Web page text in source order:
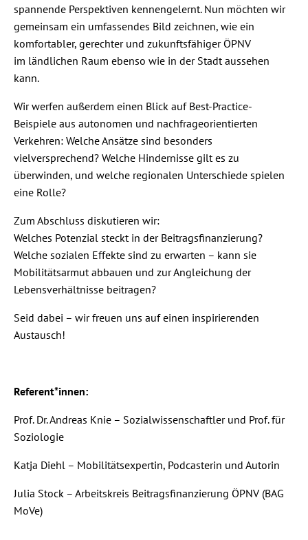
spannende Perspektiven kennengelernt. Nun möchten wir
gemeinsam ein umfassendes Bild zeichnen, wie ein
komfortabler, gerechter und zukunftsfähiger ÖPNV
im ländlichen Raum ebenso wie in der Stadt aussehen
kann.
Wir werfen außerdem einen Blick auf Best-Practice-
Beispiele aus autonomen und nachfrageorientierten
Verkehren: Welche Ansätze sind besonders
vielversprechend? Welche Hindernisse gilt es zu
überwinden, und welche regionalen Unterschiede spielen
eine Rolle?
Zum Abschluss diskutieren wir:
Welches Potenzial steckt in der Beitragsfinanzierung?
Welche sozialen Effekte sind zu erwarten – kann sie
Mobilitätsarmut abbauen und zur Angleichung der
Lebensverhältnisse beitragen?
Seid dabei – wir freuen uns auf einen inspirierenden
Austausch!
Referent*innen:
Prof. Dr. Andreas Knie – Sozialwissenschaftler und Prof. für
Soziologie
Katja Diehl – Mobilitätsexpertin, Podcasterin und Autorin
Julia Stock – Arbeitskreis Beitragsfinanzierung ÖPNV (BAG
MoVe)